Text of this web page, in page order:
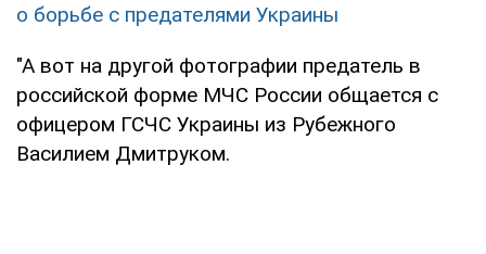
о борьбе с предателями Украины
"А вот на другой фотографии предатель в
российской форме МЧС России общается с
офицером ГСЧС Украины из Рубежного
Василием Дмитруком.